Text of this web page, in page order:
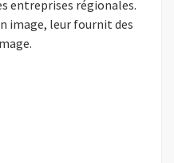
entreprises régionales.
image, leur fournit des